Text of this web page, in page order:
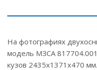
На фотографиях
модель МЗСА
кузов 2435х1371х470